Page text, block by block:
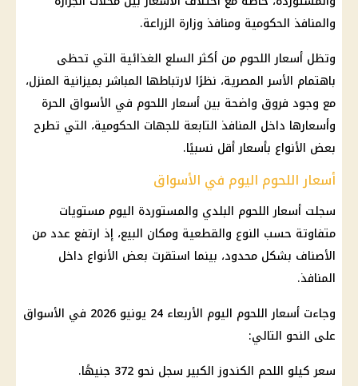
والمنافذ الحكومية ومنافذ وزارة الزراعة.
وتظل أسعار اللحوم من أكثر السلع الغذائية التي تحظى
باهتمام الأسر المصرية، نظرًا لارتباطها المباشر بميزانية المنزل،
مع وجود فروق واضحة بين أسعار اللحوم في الأسواق الحرة
وأسعارها داخل المنافذ التابعة للجهات الحكومية، التي تطرح
بعض الأنواع بأسعار أقل نسبيًا.
أسعار اللحوم اليوم في الأسواق
سجلت أسعار اللحوم البلدي والمستوردة اليوم مستويات
متفاوتة حسب النوع والقطعية ومكان البيع، إذ ارتفع عدد من
الأصناف بشكل محدود، بينما استقرت بعض الأنواع داخل
المنافذ.
وجاءت أسعار اللحوم اليوم الأربعاء 24 يونيو 2026 في الأسواق
على النحو التالي:
سعر كيلو اللحم الكندوز الكبير سجل نحو 372 جنيهًا.